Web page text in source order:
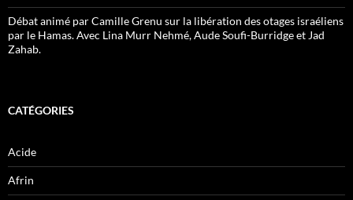
Débat animé par Camille Grenu sur la libération des otages israéliens
par le Hamas. Avec Lina Murr Nehmé, Aude Soufi-Burridge et Jad
Zahab.
CATÉGORIES
Acide
Afrin